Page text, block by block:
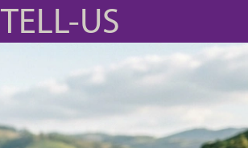
TELL-US